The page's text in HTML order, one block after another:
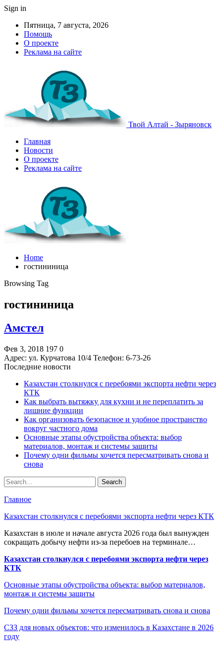
Sign in
Пятница, 7 августа, 2026
Помощь
О проекте
Реклама на сайте
Твой Алтай - Зыряновск
Главная
Новости
О проекте
Реклама на сайте
Home
гостининица
Browsing Tag
гостининица
Амстел
Фев 3, 2018 197 0
Адрес: ул. Курчатова 10/4 Телефон: 6-73-26
Последние новости
Казахстан столкнулся с перебоями экспорта нефти через
КТК
Как выбрать вытяжку для кухни и не переплатить за
лишние функции
Как организовать безопасное и удобное пространство
вокруг частного дома
Основные этапы обустройства объекта: выбор
материалов, монтаж и системы защиты
Почему одни фильмы хочется пересматривать снова и
снова
Главное
Казахстан столкнулся с перебоями экспорта нефти через КТК
Казахстан в июле и начале августа 2026 года был вынужден
сокращать добычу нефти из-за перебоев на терминале…
Казахстан столкнулся с перебоями экспорта нефти через
КТК
Основные этапы обустройства объекта: выбор материалов,
монтаж и системы защиты
Почему одни фильмы хочется пересматривать снова и снова
СЗЗ для новых объектов: что изменилось в Казахстане в 2026
году